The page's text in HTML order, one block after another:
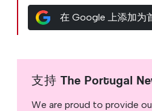
在 Google 上添加为
支持 The Portugal
We are proud to provide